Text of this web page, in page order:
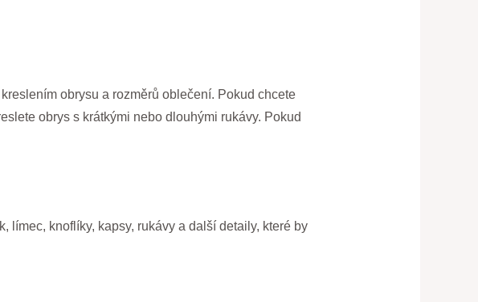
obrysu a rozměrů oblečení. Pokud chcete
obrys s krátkými nebo dlouhými rukávy. Pokud
límec, knoflíky, kapsy, rukávy a další detaily, které by